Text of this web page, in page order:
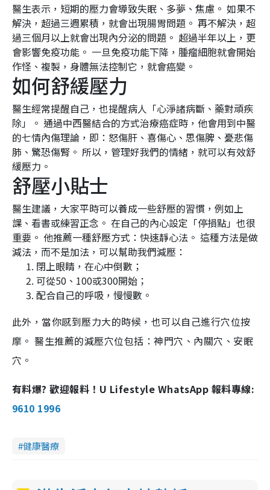
醫生表示，短期的壓力會導致失眠、多夢、焦慮。 如果不
解決，超過三週累積，就會出現腸胃問題。 再不解決，超
過三個月以上就會出現內分泌的問題。 超過半年以上，更
會影響免疫功能。 一旦免疫功能下降，腫瘤細胞就會開始
作怪、複製，身體無法控制它，就會癌變。
如何舒緩壓力
醫生經常提醒自己，也提醒病人「心淨諸病斷、藥對頑疾
除」。 通過中西醫結合的方式治療癌症時，他會用到中醫
的七情內傷理論，即：怒傷肝、喜傷心、思傷脾、憂悲傷
肺、驚恐傷腎。 所以，管理好我們的情緒，就可以有效舒
緩壓力。
舒壓小貼士
醫生建議，大家平時可以養成一些舒壓的習慣，例如上
課、看書或練習正念。 在自己的內心設定「停損點」也很
重要。 他推薦一種舒壓方式：快速靜心法。 這種方法是做
減法，而不是加法，可以幫助我們減壓：
閉上眼睛，在心中倒數；
可從50、100或300開始；
配合自己的呼吸，慢慢數。
此外，當你感到壓力大的時候，也可以自己進行穴位按
摩。 醫生推薦的減壓穴位包括：神門穴、內關穴、安眠
穴。
有料爆? 歡迎報料！U Lifestyle WhatsApp 報料專線:
9610 1996
健康醫療